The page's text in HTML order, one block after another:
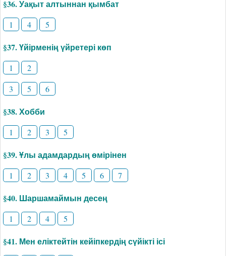
§36. Уақыт алтыннан қымбат
1 4 5
§37. Үйірменің үйретері көп
1
2
3
5 6
§38. Хобби
1 2 3 5
§39. Ұлы адамдардың өмірінен
1 2 3 4 5 6 7
§40. Шаршамаймын десең
1 2 4 5
§41. Мен еліктейтін кейіпкердің сүйікті ісі